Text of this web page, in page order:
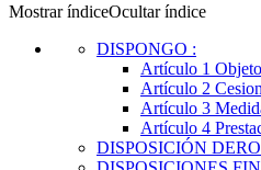
Mostrar índiceOcultar índice
DISPONGO :
Artículo 1
Artículo 2
Artículo 3
Artículo 4
DISPOSICIÓN